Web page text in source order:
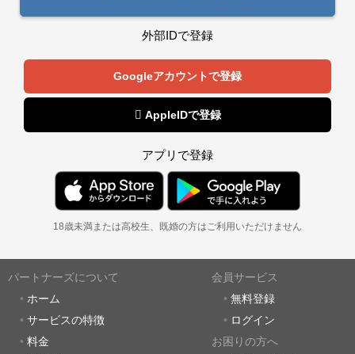
外部IDで登録
Googleアカウントで登録
 AppleIDで登録
アプリで登録
18歳未満または高校生、既婚の方はご利用いただけません
パートナーズについて
ホーム
サービスの特徴
料金
会員サービス
無料登録
ログイン
お困りの方へ